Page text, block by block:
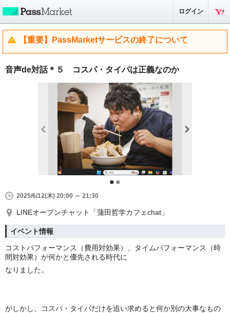
ログイン
【重要】PassMarketサービスの終了について
音声de対話＊５ コスパ・タイパは正義なのか
2025/6/12(木) 20:00 ～ 21:30
LINEオープンチャット「蒲田哲学カフェchat」
イベント情報
コストパフォーマンス（費用対効果）、タイムパフォーマンス（時
間対効果）が何かと優先される時代に
なりました。
がしかし、コスパ・タイパだけを追い求めると何か別の大事なもの